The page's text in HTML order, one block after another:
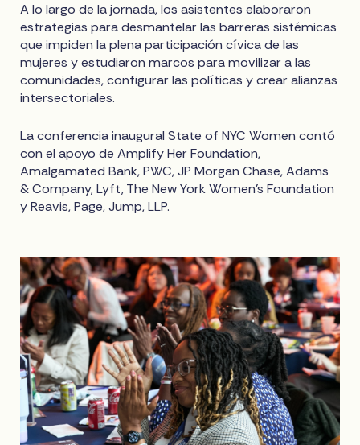
A lo largo de la jornada, los asistentes elaboraron
estrategias para desmantelar las barreras sistémicas
que impiden la plena participación cívica de las
mujeres y estudiaron marcos para movilizar a las
comunidades, configurar las políticas y crear alianzas
intersectoriales.
La conferencia inaugural State of NYC Women contó
con el apoyo de Amplify Her Foundation,
Amalgamated Bank, PWC, JP Morgan Chase, Adams
& Company, Lyft, The New York Women's Foundation
y Reavis, Page, Jump, LLP.